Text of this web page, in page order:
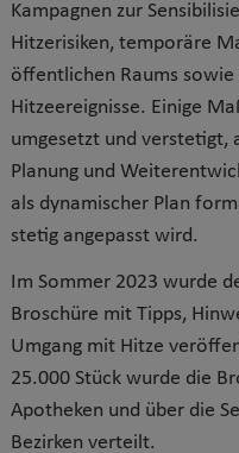
Kampagnen zur
Hitzerisiken, temporäre
öffentlichen Raums
Hitzeereignisse. Einige
umgesetzt und verstetigt,
Planung und
als dynamischer Plan
stetig angepasst wird.
Im Sommer 2023 wurde
Broschüre mit Tipps,
Umgang mit Hitze
25.000 Stück wurde die
Apotheken und über die
Bezirken verteilt.